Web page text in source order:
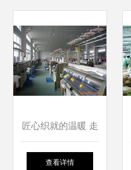
匠心织就的温暖 走
进晨飞针织罗纹厂
查看详情